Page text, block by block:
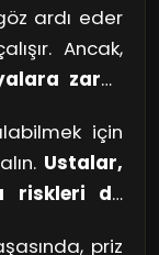
ardı eder
Ancak,
zarar
temkinli
Özellikle
altyapısı
için
Ustalar,
riskleri de
priz